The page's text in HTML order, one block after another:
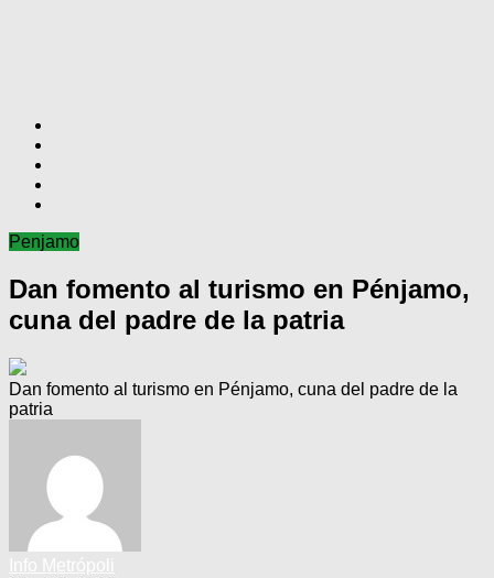
Penjamo
Dan fomento al turismo en Pénjamo,
cuna del padre de la patria
Dan fomento al turismo en Pénjamo, cuna del padre de la
patria